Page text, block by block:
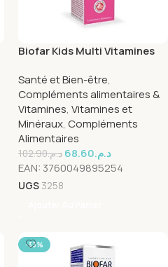
Biofar Kids Multi Vitamines
Santé et Bien-être,
Compléments alimentaires &
Vitamines, Vitamines et
Minéraux, Compléments
Alimentaires
د.م.102.90 د.م.68.60
EAN: 3760049895254
UGS 3258
-33%